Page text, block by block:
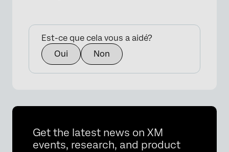
Est-ce que cela vous a aidé?
Oui
Non
Get the latest news on XM
events, research, and product